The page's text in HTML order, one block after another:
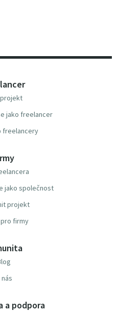
jako freelancer
freelancery
jako společnost
projekt
firmy
nás
a podpora